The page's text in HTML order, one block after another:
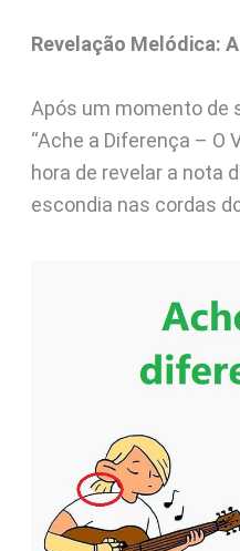
Revelação Melódica:
Após um momento de
“Ache a Diferença – O
hora de revelar a nota
escondia nas cordas